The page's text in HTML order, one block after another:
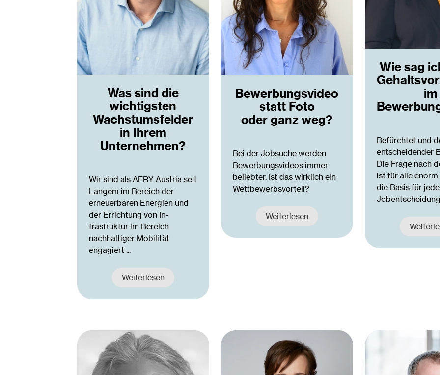
Was sind die
wichtigsten
Wachstumsfelder
in Ihrem
Unternehmen?
Wir sind als AFRY Austria seit
Langem im Bereich der
erneuerbaren Energien und
der Errichtung von In­
frastruktur im Bereich
nachhaltiger Mobilität
engagiert ...
Weiterlesen
Bewerbungsvideo
statt Foto
oder ganz weg?
Bei der Jobsuche werden
Bewerbungsvideos immer
beliebter. Ist das wirklich ein
Wettbewerbsvorteil?
Weiterlesen
Wie sag
im
Befürchtet und
entscheidender
Die Frage nach
ist für alle
die Basis für jede
Jobentscheidung